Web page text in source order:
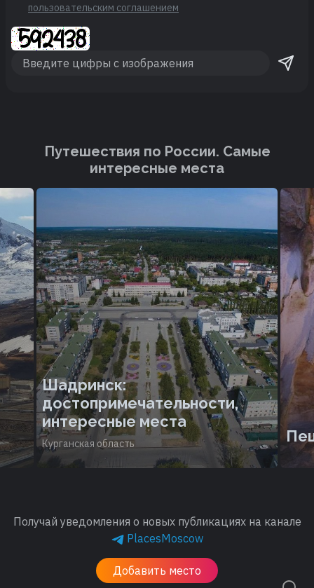
пользовательским соглашением
Путешествия по России. Cамые
интересные места
Шадринск:
достопримечательности,
интересные места
Курганская область
Получай уведомления о новых публикациях на канале
PlacesMoscow
Добавить место